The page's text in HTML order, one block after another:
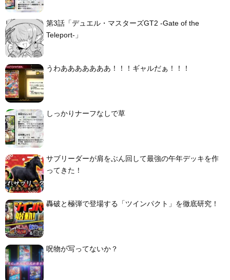
第3話「デュエル・マスターズGT2 -Gate of the
Teleport-」
うわあああああああ！！！ギャルだぁ！！！
しっかりナーフなしで草
サブリーダーが肩をぶん回して最強の午年デッキを作
ってきた！
轟破と極弾で登場する「ツインパクト」を徹底研究！
呪物が写ってないか？